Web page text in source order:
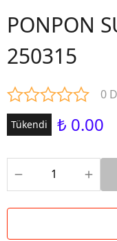
PONPON
250315
0
Tükendi ₺ 0.00